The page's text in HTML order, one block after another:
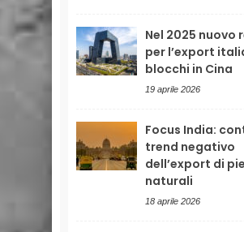
Nel 2025 nuovo
per l’export
blocchi in Cina
19 aprile 2026
Focus India:
trend negativo
dell’export di
naturali
18 aprile 2026